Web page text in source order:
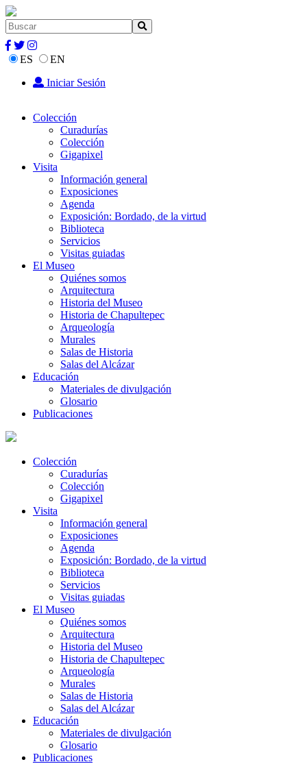
ES
EN
Iniciar Sesión
Colección
Curadurías
Colección
Gigapixel
Visita
Información general
Exposiciones
Agenda
Exposición: Bordado, de la virtud
Biblioteca
Servicios
Visitas guiadas
El Museo
Quiénes somos
Arquitectura
Historia del Museo
Historia de Chapultepec
Arqueología
Murales
Salas de Historia
Salas del Alcázar
Educación
Materiales de divulgación
Glosario
Publicaciones
Colección
Curadurías
Colección
Gigapixel
Visita
Información general
Exposiciones
Agenda
Exposición: Bordado, de la virtud
Biblioteca
Servicios
Visitas guiadas
El Museo
Quiénes somos
Arquitectura
Historia del Museo
Historia de Chapultepec
Arqueología
Murales
Salas de Historia
Salas del Alcázar
Educación
Materiales de divulgación
Glosario
Publicaciones